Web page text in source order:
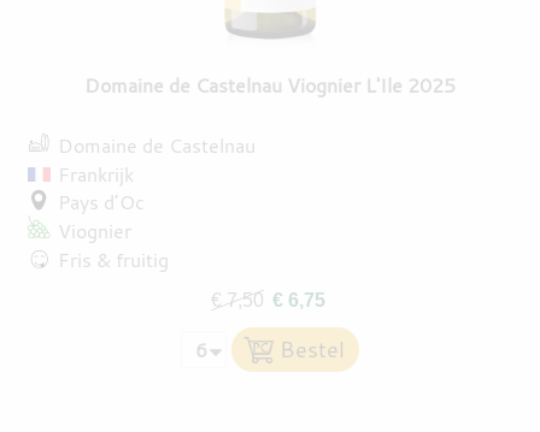
Domaine de Castelnau Viognier L'Ile 2025
Domaine de Castelnau
Frankrijk
Pays d’Oc
Viognier
Fris & fruitig
€ 7,50 € 6,75